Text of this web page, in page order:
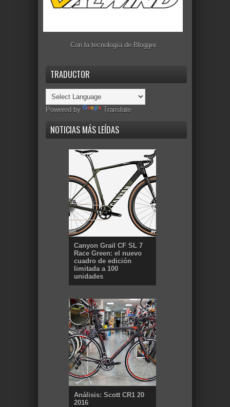
Con la tecnología de Blogger.
TRADUCTOR
Powered by Translate
NOTICIAS MÁS LEÍDAS
Canyon Grail CF SL 7
Race Green: el nuevo
cuadro de edición
limitada a 100
unidades
Análisis: Scott CR1 20
2016